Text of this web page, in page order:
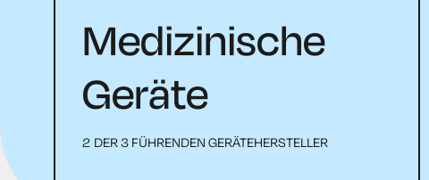
Medizinische
Geräte
2 DER 3 FÜHRENDEN GERÄTEHERSTELLER